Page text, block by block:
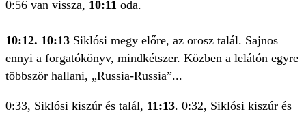
0:56 van vissza, 10:11 oda.
10:12. 10:13 Siklósi megy előre, az orosz talál. Sajnos
ennyi a forgatókönyv, mindkétszer. Közben a lelátón egyre
többször hallani, „Russia-Russia”...
0:33, Siklósi kiszúr és talál, 11:13. 0:32, Siklósi kiszúr és